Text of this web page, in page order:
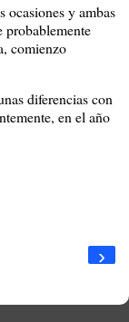
ocasiones y ambas
probablemente
comienzo
diferencias con
en el año
›